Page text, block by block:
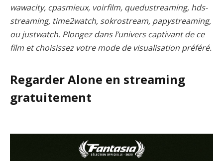
wawacity, cpasmieux, voirfilm, quedustreaming, hds-
streaming, time2watch, sokrostream, papystreaming,
ou justwatch. Plongez dans l’univers captivant de ce
film et choisissez votre mode de visualisation préféré.
Regarder Alone en streaming
gratuitement